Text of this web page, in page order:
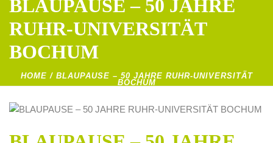
BLAUPAUSE – 50 JAHRE
RUHR-UNIVERSITÄT
BOCHUM
HOME / BLAUPAUSE – 50 JAHRE RUHR-UNIVERSITÄT
BOCHUM